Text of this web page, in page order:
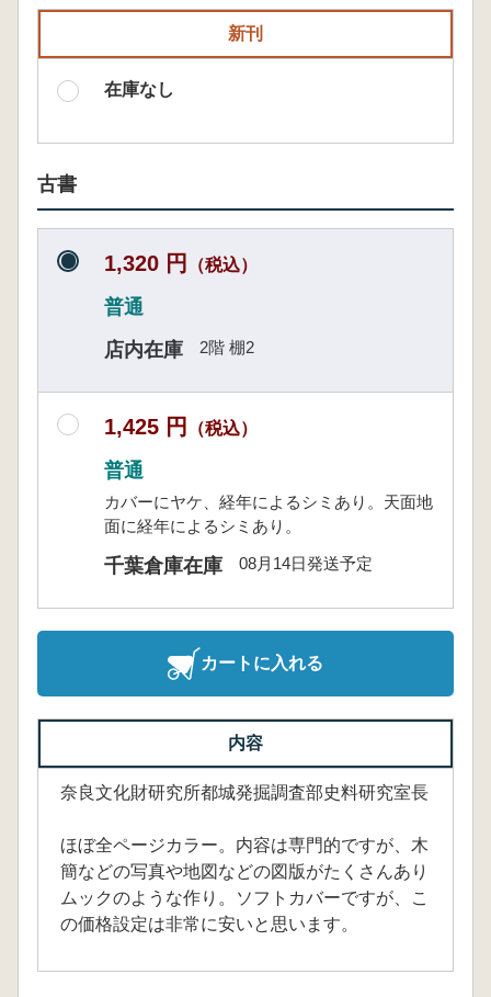
新刊
在庫なし
古書
1,320 円 （税込）
普通
店内在庫
2階 棚2
1,425 円 （税込）
普通
カバーにヤケ、経年によるシミあり。天面地
面に経年によるシミあり。
千葉倉庫在庫 08月14日発送予定
カートに入れる
内容
奈良文化財研究所都城発掘調査部史料研究室長
ほぼ全ページカラー。内容は専門的ですが、木
簡などの写真や地図などの図版がたくさんあり
ムックのような作り。ソフトカバーですが、こ
の価格設定は非常に安いと思います。